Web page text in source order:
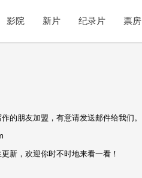
影院 新片 纪录片 票房
的朋友加盟，有意请发送邮件给我们。
新，欢迎你时不时地来看一看！